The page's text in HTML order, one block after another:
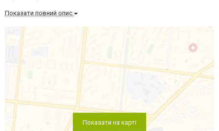
Показати повний опис
Показати на карті